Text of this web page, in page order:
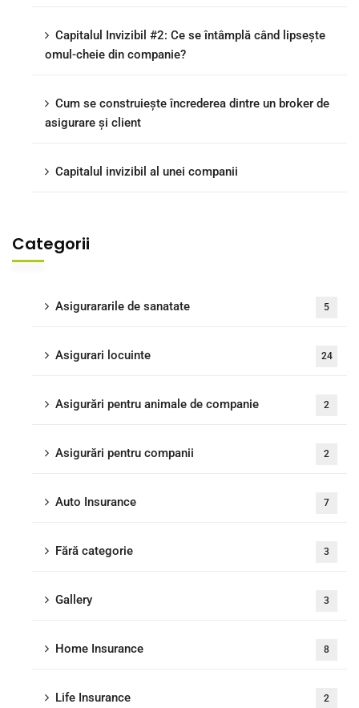
Capitalul Invizibil #2: Ce se întâmplă când lipsește
omul-cheie din companie?
Cum se construiește încrederea dintre un broker de
asigurare și client
Capitalul invizibil al unei companii
Categorii
Asigurararile de sanatate 5
Asigurari locuinte 24
Asigurări pentru animale de companie 2
Asigurări pentru companii 2
Auto Insurance 7
Fără categorie 3
Gallery 3
Home Insurance 8
Life Insurance 2